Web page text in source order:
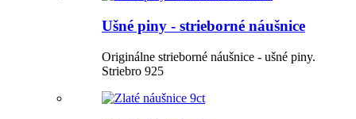
Ušné piny - strieborné náušnice
Originálne strieborné náušnice - ušné piny.
Striebro 925